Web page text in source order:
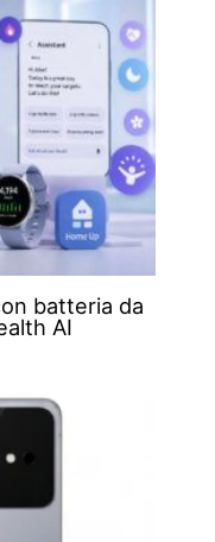
batteria da
AI